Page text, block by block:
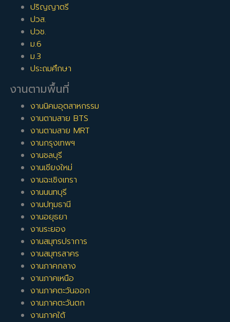
ปริญญาตรี
ปวส.
ปวช.
ม.6
ม.3
ประถมศึกษา
งานตามพื้นที่
งานนิคมอุตสาหกรรม
งานตามสาย BTS
งานตามสาย MRT
งานกรุงเทพฯ
งานชลบุรี
งานเชียงใหม่
งานฉะเชิงเทรา
งานนนทบุรี
งานปทุมธานี
งานอยุธยา
งานระยอง
งานสมุทรปราการ
งานสมุทรสาคร
งานภาคกลาง
งานภาคเหนือ
งานภาคตะวันออก
งานภาคตะวันตก
งานภาคใต้